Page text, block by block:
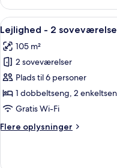
2
children)
-
soveværelser
adults
+
children)
Indlæs
alle
billeder
af
Lejlighed
-
2
(3
11
Lejlighed - 2
105 m²
2 soveværelser
Plads til 6 personer
1 dobbeltseng, 2
Gratis Wi-Fi
Flere oplysninger
Flere